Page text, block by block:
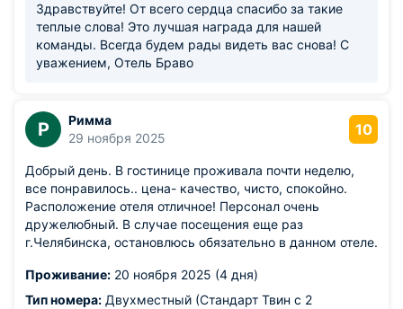
Здравствуйте! От всего сердца спасибо за такие
теплые слова! Это лучшая награда для нашей
команды. Всегда будем рады видеть вас снова! С
уважением, Отель Браво
Р
Римма
29 ноября 2025
10
Добрый день. В гостинице проживала почти неделю,
все понравилось.. цена- качество, чисто, спокойно.
Расположение отеля отличное! Персонал очень
дружелюбный. В случае посещения еще раз
г.Челябинска, остановлюсь обязательно в данном отеле.
Проживание: 20 ноября 2025 (4 дня)
Тип номера: Двухместный (Стандарт Твин с 2